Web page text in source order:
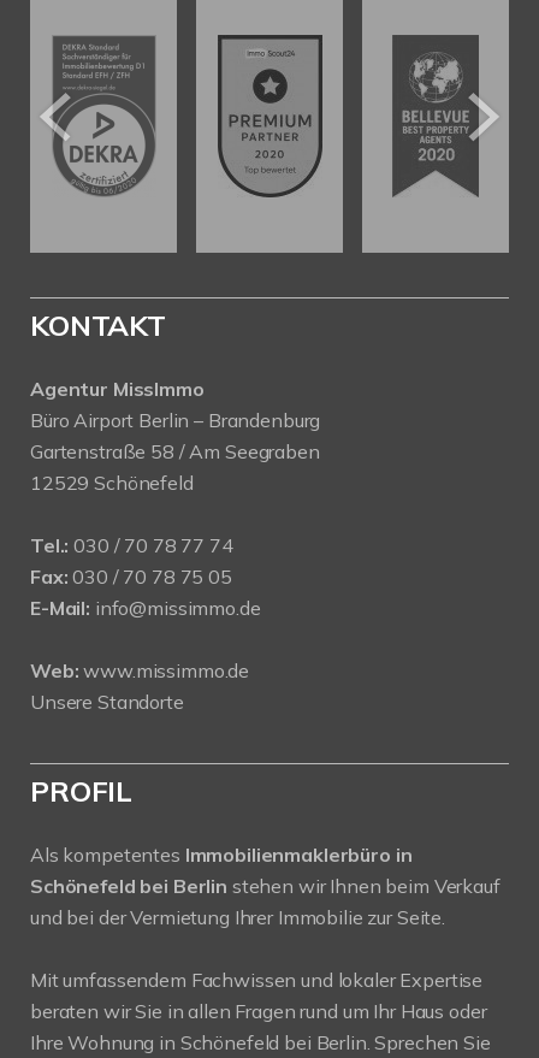
KONTAKT
Agentur MissImmo
Büro Airport Berlin – Brandenburg
Gartenstraße 58 / Am Seegraben
12529 Schönefeld
Tel.: 030 / 70 78 77 74
Fax: 030 / 70 78 75 05
E-Mail: info@missimmo.de
Web: www.missimmo.de
Unsere Standorte
PROFIL
Als kompetentes Immobilienmaklerbüro in
Schönefeld bei Berlin stehen wir Ihnen beim Verkauf
und bei der Vermietung Ihrer Immobilie zur Seite.
Mit umfassendem Fachwissen und lokaler Expertise
beraten wir Sie in allen Fragen rund um Ihr Haus oder
Ihre Wohnung in Schönefeld bei Berlin. Sprechen Sie